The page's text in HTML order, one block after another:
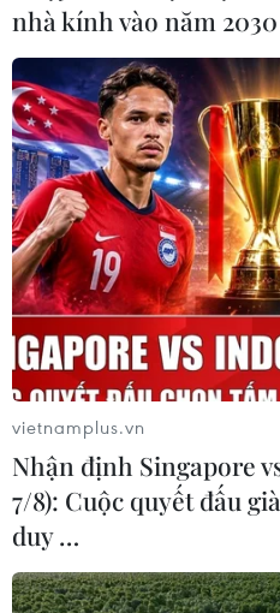
đáng phải rời bỏ chức vụ vì
Tổng thống Trump
tham gia điều trần
19/11/2019 00:54
Tổng thống Mỹ Donald
nhà kính vào năm 2030
vietnamplus.vn
Nhận định Singapore
7/8): Cuộc quyết đấu
duy …